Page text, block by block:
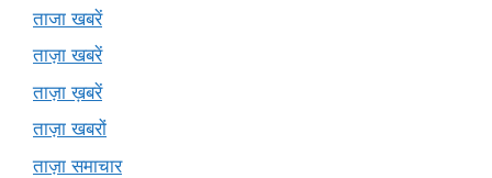
ताजा खबरें
ताज़ा खबरें
ताज़ा ख़बरें
ताज़ा खबरों
ताज़ा समाचार